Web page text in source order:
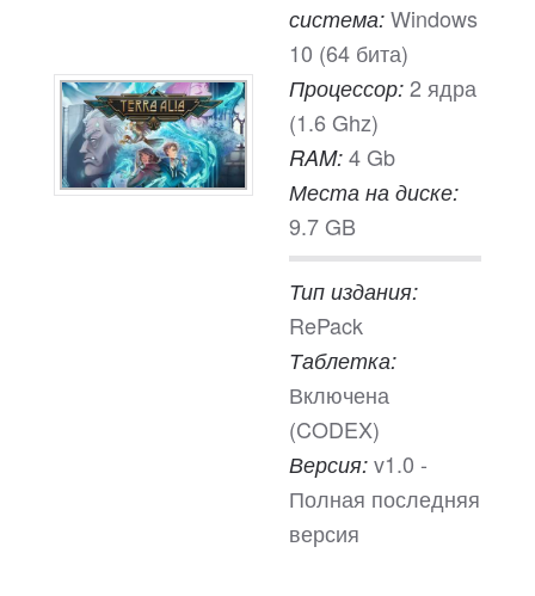
система: Windows
10 (64 бита)
Процессор: 2 ядра
(1.6 Ghz)
RAM: 4 Gb
Места на диске:
9.7 GB
Тип издания:
RePack
Таблетка:
Включена
(CODEX)
Версия: v1.0 -
Полная последняя
версия